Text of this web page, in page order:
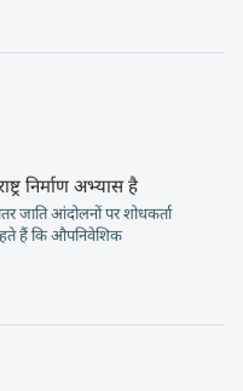
निर्माण अभ्यास है
जाति आंदोलनों पर शोधकर्ता
हैं कि औपनिवेशिक